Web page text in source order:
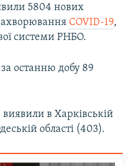
5804 нових
COVID-19,
системи РНБО.
останню добу 89
в Харківській
області (403).